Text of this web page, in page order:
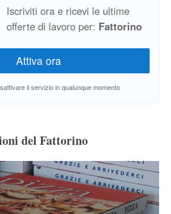
Iscriviti ora e ricevi le ultime
offerte di lavoro per: Fattorino
il servizio in qualunque momento
del Fattorino